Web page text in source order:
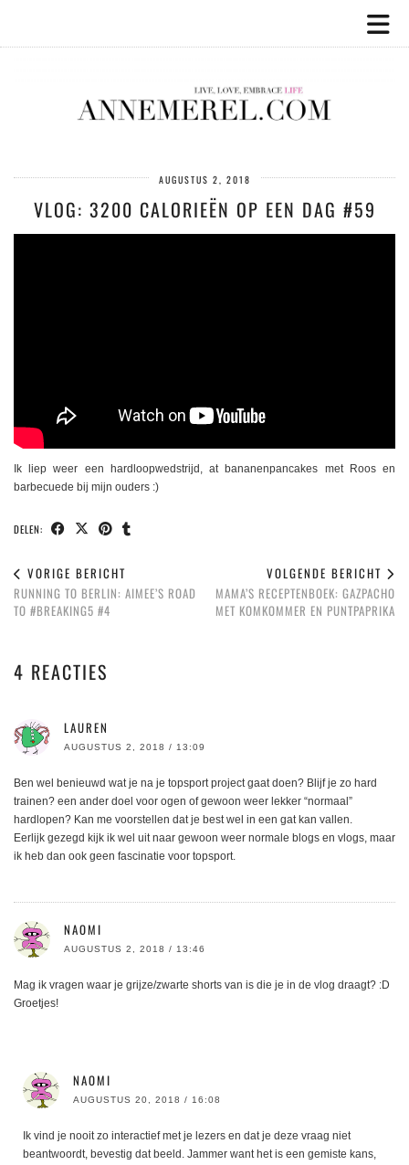
AUGUSTUS 2, 2018
VLOG: 3200 CALORIEËN OP EEN DAG #59
Ik liep weer een hardloopwedstrijd, at bananenpancakes met Roos en
barbecuede bij mijn ouders :)
DELEN:
VORIGE BERICHT
RUNNING TO BERLIN: AIMEE’S ROAD
TO #BREAKING5 #4
VOLGENDE BERICHT
MAMA’S RECEPTENBOEK: GAZPACHO
MET KOMKOMMER EN PUNTPAPRIKA
4 REACTIES
LAUREN
AUGUSTUS 2, 2018 / 13:09
Ben wel benieuwd wat je na je topsport project gaat doen? Blijf je zo hard
trainen? een ander doel voor ogen of gewoon weer lekker “normaal”
hardlopen? Kan me voorstellen dat je best wel in een gat kan vallen.
Eerlijk gezegd kijk ik wel uit naar gewoon weer normale blogs en vlogs, maar
ik heb dan ook geen fascinatie voor topsport.
NAOMI
AUGUSTUS 2, 2018 / 13:46
Mag ik vragen waar je grijze/zwarte shorts van is die je in de vlog draagt? :D
Groetjes!
NAOMI
AUGUSTUS 20, 2018 / 16:08
Ik vind je nooit zo interactief met je lezers en dat je deze vraag niet
beantwoordt, bevestig dat beeld. Jammer want het is een gemiste kans,